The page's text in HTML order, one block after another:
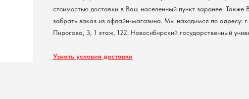
стоимостью доставки в Ваш населенный пункт заранее. Также
забрать заказ из офлайн-магазина. Мы находимся по адресу:
Пирогова, 3, 1 этаж, 122, Новосибирский государственный
Узнать условия доставки